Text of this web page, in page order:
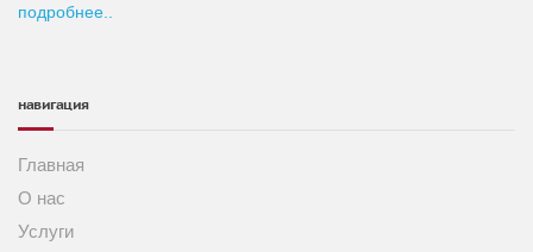
подробнее..
навигация
Главная
О нас
Услуги